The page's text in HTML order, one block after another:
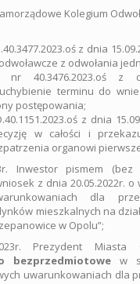
Kolegium
z dnia
z odwołania
nr 40.3476.2023.oś z
terminu do
postępowania;
z dnia
w całości i
organowi
Inwestor pismem
z dnia 20.05.2022r.
dla
mieszkalnych na
w Opolu”;
Prezydent Miasta
bezprzedmiotowe w
uwarunkowaniach dla